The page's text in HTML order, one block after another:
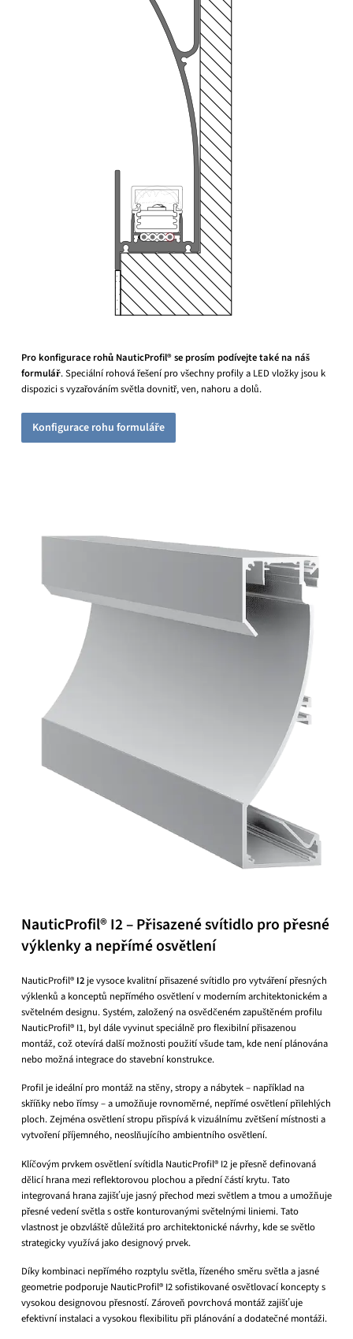
Pro konfigurace rohů NauticProfil® se prosím podívejte také na náš
formulář. Speciální rohová řešení pro všechny profily a LED vložky jsou k
dispozici s vyzařováním světla dovnitř, ven, nahoru a dolů.
Konfigurace rohu formuláře
NauticProfil® I2 – Přisazené svítidlo pro přesné
výklenky a nepřímé osvětlení
NauticProfil® I2je vysoce kvalitní přisazené svítidlo pro vytváření přesných
výklenků a konceptů nepřímého osvětlení v moderním architektonickém a
světelném designu. Systém, založený na osvědčeném zapuštěném profilu
NauticProfil® I1, byl dále vyvinut speciálně pro flexibilní přisazenou
montáž, což otevírá další možnosti použití všude tam, kde není plánována
nebo možná integrace do stavební konstrukce.
Profil je ideální pro montáž na stěny, stropy a nábytek – například na
skříňky nebo římsy – a umožňuje rovnoměrné, nepřímé osvětlení přilehlých
ploch. Zejména osvětlení stropu přispívá k vizuálnímu zvětšení místnosti a
vytvoření příjemného, ​​neoslňujícího ambientního osvětlení.
Klíčovým prvkem osvětlení svítidla NauticProfil® I2 je přesně definovaná
dělicí hrana mezi reflektorovou plochou a přední částí krytu. Tato
integrovaná hrana zajišťuje jasný přechod mezi světlem a tmou a umožňuje
přesné vedení světla s ostře konturovanými světelnými liniemi. Tato
vlastnost je obzvláště důležitá pro architektonické návrhy, kde se světlo
strategicky využívá jako designový prvek.
Díky kombinaci nepřímého rozptylu světla, řízeného směru světla a jasné
geometrie podporuje NauticProfil® I2 sofistikované osvětlovací koncepty s
vysokou designovou přesností. Zároveň povrchová montáž zajišťuje
efektivní instalaci a vysokou flexibilitu při plánování a dodatečné montáži.